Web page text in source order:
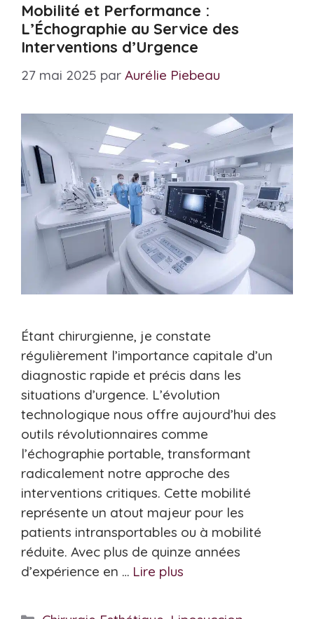
Mobilité et Performance :
L’Échographie au Service des
Interventions d’Urgence
27 mai 2025 par Aurélie Piebeau
Étant chirurgienne, je constate
régulièrement l’importance capitale d’un
diagnostic rapide et précis dans les
situations d’urgence. L’évolution
technologique nous offre aujourd’hui des
outils révolutionnaires comme
l’échographie portable, transformant
radicalement notre approche des
interventions critiques. Cette mobilité
représente un atout majeur pour les
patients intransportables ou à mobilité
réduite. Avec plus de quinze années
d’expérience en … Lire plus